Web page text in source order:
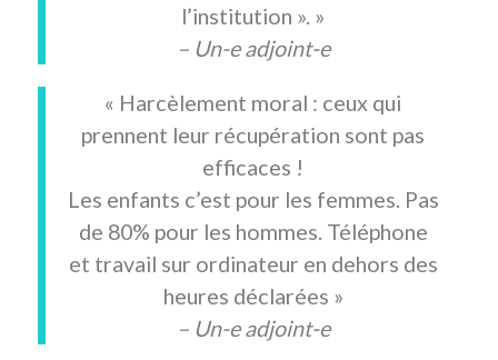
l’institution ». »
– Un-e adjoint-e
« Harcèlement moral : ceux qui
prennent leur récupération sont pas
efficaces !
Les enfants c’est pour les femmes. Pas
de 80% pour les hommes. Téléphone
et travail sur ordinateur en dehors des
heures déclarées »
– Un-e adjoint-e